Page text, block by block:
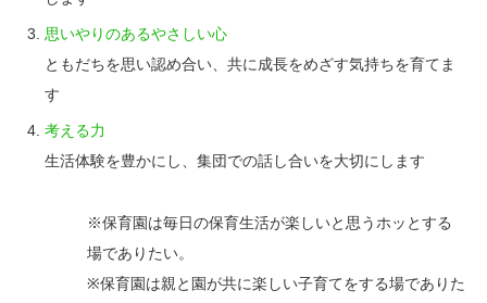
思いやりのあるやさしい心
ともだちを思い認め合い、共に成長をめざす気持ちを育てま
す
考える力
生活体験を豊かにし、集団での話し合いを大切にします
※保育園は毎日の保育生活が楽しいと思うホッとする
場でありたい。
※保育園は親と園が共に楽しい子育てをする場でありた